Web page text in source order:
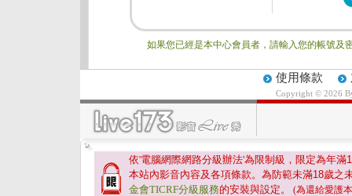
如果您已經是本中心會員者，請輸入您的帳號及
使用條款
Copyright © 2026
依'電腦網際網路分級辦法'為限制級，限定為年滿
本站內影音內容及各項條款。為防範未滿18歲之
金會TICRF分級服務的安裝與設定。 (為還給愛護